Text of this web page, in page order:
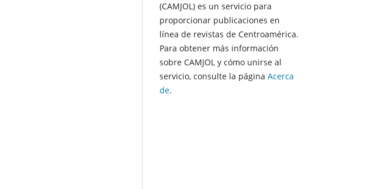
(CAMJOL) es un servicio para
proporcionar publicaciones en
línea de revistas de Centroamérica.
Para obtener más información
sobre CAMJOL y cómo unirse al
servicio, consulte la página Acerca
de.